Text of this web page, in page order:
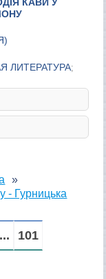
)
ЛИТЕРАТУРА;
- Гурницька
101